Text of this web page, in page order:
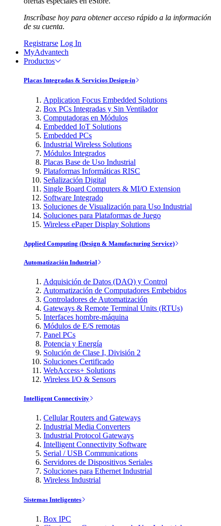
Inscríbase hoy para obtener acceso rápido a la información
de su cuenta.
Registrarse Log In
MyAdvantech
Productos
Placas Integradas & Servicios Design-in
Application Focus Embedded Solutions
Box PCs Integradas y Sin Ventilador
Computadoras en Módulos
Embedded IoT Solutions
Embedded PCs
Industrial Wireless Solutions
Módulos Integrados
Placas Base de Uso Industrial
Plataformas Informáticas RISC
Señalización Digital
Single Board Computers & MI/O Extension
Software Integrado
Soluciones de Visualización para Uso Industrial
Soluciones para Plataformas de Juego
Wireless ePaper Display Solutions
Applied Computing (Design & Manufacturing Service)
Automatización Industrial
Adquisición de Datos (DAQ) y Control
Automatización de Computadores Embebidos
Controladores de Automatización
Gateways & Remote Terminal Units (RTUs)
Interfaces hombre-máquina
Módulos de E/S remotas
Panel PCs
Potencia y Energía
Solución de Clase I, División 2
Soluciones Certificado
WebAccess+ Solutions
Wireless I/O & Sensors
Intelligent Connectivity
Cellular Routers and Gateways
Industrial Media Converters
Industrial Protocol Gateways
Intelligent Connectivity Software
Serial / USB Communications
Servidores de Dispositivos Seriales
Soluciones para Ethernet Industrial
Wireless Industrial
Sistemas Inteligentes
Box IPC